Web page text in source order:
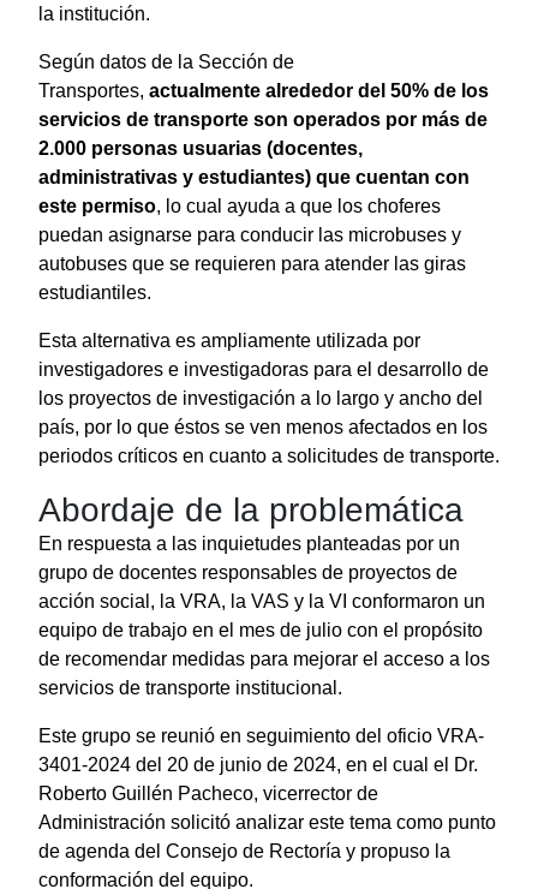
la institución.
Según datos de la Sección de
Transportes, actualmente alrededor del 50% de los
servicios de transporte son operados por más de
2.000 personas usuarias (docentes,
administrativas y estudiantes) que cuentan con
este permiso, lo cual ayuda a que los choferes
puedan asignarse para conducir las microbuses y
autobuses que se requieren para atender las giras
estudiantiles.
Esta alternativa es ampliamente utilizada por
investigadores e investigadoras para el desarrollo de
los proyectos de investigación a lo largo y ancho del
país, por lo que éstos se ven menos afectados en los
periodos críticos en cuanto a solicitudes de transporte.
Abordaje de la problemática
En respuesta a las inquietudes planteadas por un
grupo de docentes responsables de proyectos de
acción social, la VRA, la VAS y la VI conformaron un
equipo de trabajo en el mes de julio con el propósito
de recomendar medidas para mejorar el acceso a los
servicios de transporte institucional.
Este grupo se reunió en seguimiento del oficio VRA-
3401-2024 del 20 de junio de 2024, en el cual el Dr.
Roberto Guillén Pacheco, vicerrector de
Administración solicitó analizar este tema como punto
de agenda del Consejo de Rectoría y propuso la
conformación del equipo.